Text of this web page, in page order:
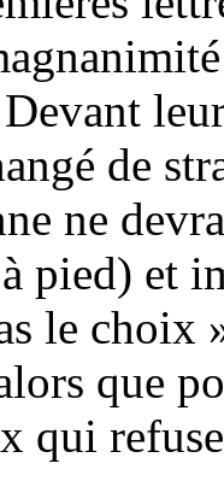
de
ne
pied) et
le choix
que
qui